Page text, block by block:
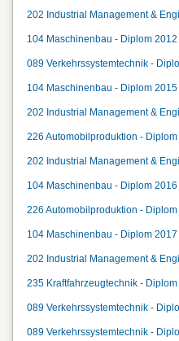
202 Industrial Management &
104 Maschinenbau - Diplom 2012
089 Verkehrssystemtechnik -
104 Maschinenbau - Diplom 2015
202 Industrial Management &
226 Automobilproduktion -
202 Industrial Management &
104 Maschinenbau - Diplom 2016
226 Automobilproduktion -
104 Maschinenbau - Diplom 2017
202 Industrial Management &
235 Kraftfahrzeugtechnik -
089 Verkehrssystemtechnik -
089 Verkehrssystemtechnik -